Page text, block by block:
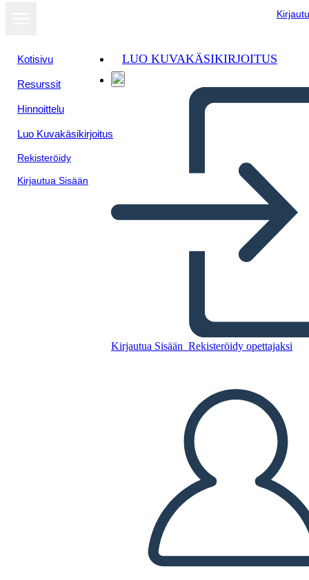
Kotisivu
Resurssit
Hinnoittelu
Luo Kuvakäsikirjoitus
Rekisteröidy
Kirjautua Sisään
LUO KUVAKÄSIKIRJOITUS
Kirjautua Sisään Rekisteröidy opettajaksi
LUO KUVAKÄSIKIRJOITUS
TOISTA DIAESITYS
LUE MINULLE